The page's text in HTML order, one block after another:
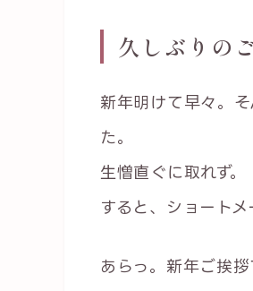
久しぶりの
新年明けて早々。
た。
生憎直ぐに取れず。
すると、ショートメ
あらっ。新年ご挨